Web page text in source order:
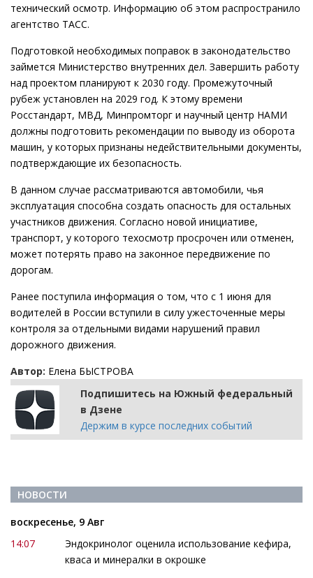
технический осмотр. Информацию об этом распространило
агентство ТАСС.
Подготовкой необходимых поправок в законодательство
займется Министерство внутренних дел. Завершить работу
над проектом планируют к 2030 году. Промежуточный
рубеж установлен на 2029 год. К этому времени
Росстандарт, МВД, Минпромторг и научный центр НАМИ
должны подготовить рекомендации по выводу из оборота
машин, у которых признаны недействительными документы,
подтверждающие их безопасность.
В данном случае рассматриваются автомобили, чья
эксплуатация способна создать опасность для остальных
участников движения. Согласно новой инициативе,
транспорт, у которого техосмотр просрочен или отменен,
может потерять право на законное передвижение по
дорогам.
Ранее поступила информация о том, что с 1 июня для
водителей в России вступили в силу ужесточенные меры
контроля за отдельными видами нарушений правил
дорожного движения.
Автор: Елена БЫСТРОВА
Подпишитесь на Южный федеральный
в Дзене
Держим в курсе последних событий
НОВОСТИ
воскресенье, 9 Авг
14:07
Эндокринолог оценила использование кефира,
кваса и минералки в окрошке